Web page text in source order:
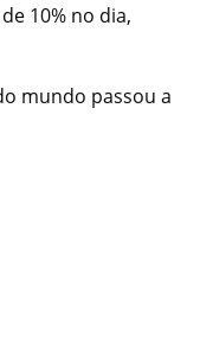
10% no dia,
mundo passou a